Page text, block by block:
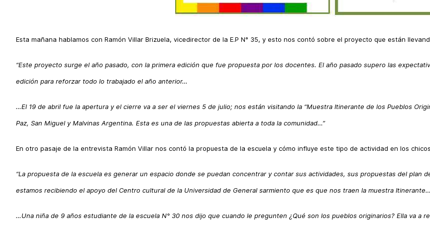
Esta mañana hablamos con Ramón Villar Brizuela, vicedirector de la E.P N° 35, y esto nos contó sobre el proyecto que están
“Este proyecto surge el año pasado, con la primera edición que fue propuesta por los docentes. El año pasado supero las
edición para reforzar todo lo trabajado el año anterior…
…El 19 de abril fue la apertura y el cierre va a ser el viernes 5 de julio; nos están visitando la “Muestra Itinerante de los Pueblos
Paz, San Miguel y Malvinas Argentina. Esta es una de las propuestas abierta a toda la comunidad…”
En otro pasaje de la entrevista Ramón Villar nos contó la propuesta de la escuela y cómo influye este tipo de actividad en los
“La propuesta de la escuela es generar un espacio donde se puedan concentrar y contar sus actividades, sus propuestas del plan
estamos recibiendo el apoyo del Centro cultural de la Universidad de General sarmiento que es que nos traen la muestra Itinerante…
…Una niña de 9 años estudiante de la escuela N° 30 nos dijo que cuando le pregunten ¿Qué son los pueblos originarios? Ella va a